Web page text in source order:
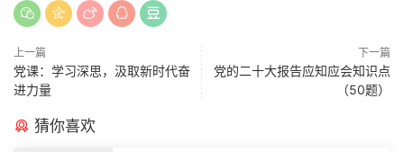
上一篇
党课：学习深思，汲取新时代奋
进力量
下一篇
党的二十大报告应知应会知识点
（50题）
猜你喜欢